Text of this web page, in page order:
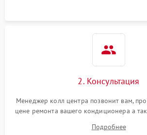
2. Консультация
Менеджер колл центра позвонит вам,
цене ремонта вашего кондиционера а
Подробнее